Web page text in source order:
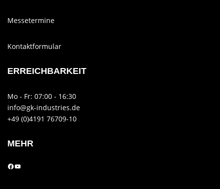
Messetermine
Kontaktformular
ERREICHBARKEIT
Mo - Fr: 07:00 - 16:30
info@gk-industries.de
+49 (0)4191 76709-10
MEHR